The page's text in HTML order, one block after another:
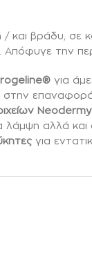
βράδυ, σε
Απόφυγε την
για
στην
λάμψη αλλά
για